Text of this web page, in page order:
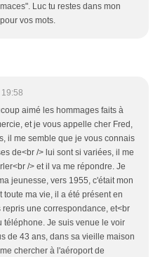
Luc tu restes dans mon
vos mots.
aimé les hommages faits à
et je vous appelle cher Fred,
il me semble que je vous connais
de<br /> lui sont si variées, il me
/> et il va me répondre. Je
jeunesse, vers 1955, c'était mon
toute ma vie, il a été présent en
une correspondance, et<br
téléphone. Je suis venue le voir
de 43 ans, dans sa vieille maison
chercher à l'aéroport de